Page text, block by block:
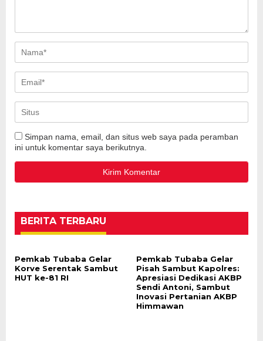
Simpan nama, email, dan situs web saya pada peramban
ini untuk komentar saya berikutnya.
BERITA TERBARU
Pemkab Tubaba Gelar
Korve Serentak Sambut
HUT ke-81 RI
Pemkab Tubaba Gelar
Pisah Sambut Kapolres:
Apresiasi Dedikasi AKBP
Sendi Antoni, Sambut
Inovasi Pertanian AKBP
Himmawan